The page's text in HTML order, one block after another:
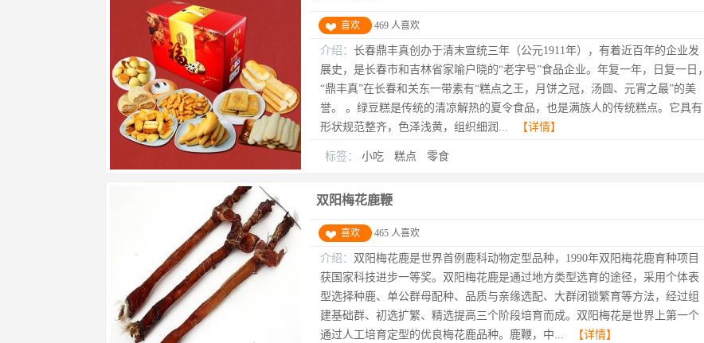
喜欢 469 人喜欢
介绍： 长春鼎丰真创办于清末宣统三年（公元1911年），有着近百年的企业发
展史，是长春市和吉林省家喻户晓的“老字号”食品企业。年复一年，日复一日，
“鼎丰真”在长春和关东一带素有“糕点之王，月饼之冠，汤圆、元宵之最”的美
誉。 。绿豆糕是传统的清凉解热的夏令食品，也是满族人的传统糕点。它具有
形状规范整齐，色泽浅黄，组织细润...
【详情】
标签： 小吃 糕点 零食
双阳梅花鹿鞭
喜欢 465 人喜欢
介绍： 双阳梅花鹿是世界首例鹿科动物定型品种，1990年双阳梅花鹿育种项目
获国家科技进步一等奖。双阳梅花鹿是通过地方类型选育的途径，采用个体表
型选择种鹿、单公群母配种、品质与亲缘选配、大群闭锁繁育等方法，经过组
建基础群、初选扩繁、精选提高三个阶段培育而成。双阳梅花是世界上第一个
通过人工培育定型的优良梅花鹿品种。鹿鞭，中...
【详情】